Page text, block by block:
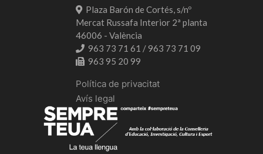
Plaza Barón de Cortés, s/nº
Mercat Russafa Interior 2ª planta
46006 - València
963 73 71 61 / 963 73 71 09
963 95 20 99
Política de privacitat
Avís legal